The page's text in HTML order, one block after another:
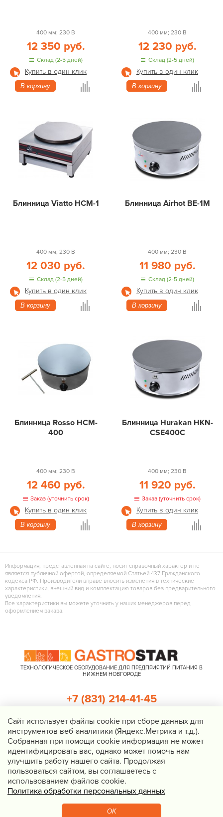
400 мм; 230 В
12 350 руб.
Склад (2-5 дней)
Купить в один клик
В корзину
400 мм; 230 В
12 230 руб.
Склад (2-5 дней)
Купить в один клик
В корзину
Блинница Viatto HCM-1
400 мм; 230 В
12 030 руб.
Склад (2-5 дней)
Купить в один клик
В корзину
Блинница Airhot BE-1M
400 мм; 230 В
11 980 руб.
Склад (2-5 дней)
Купить в один клик
В корзину
Блинница Rosso HCM-
400
400 мм; 230 В
12 460 руб.
Заказ (уточнить срок)
Купить в один клик
В корзину
Блинница Hurakan HKN-
CSE400C
400 мм; 230 В
11 920 руб.
Заказ (уточнить срок)
Купить в один клик
В корзину
Информация, представленная на сайте, носит справочный характер и не
является публичной офертой, определяемой Статьей 437 Гражданского
кодекса РФ. Производители вправе вносить изменения в технические
характеристики, внешний вид и комплектацию товаров без предварительного
уведомления.
Все характеристики вы можете уточнить у наших менеджеров перед
оформлением заказа.
ТЕХНОЛОГИЧЕСКОЕ ОБОРУДОВАНИЕ ДЛЯ ПРЕДПРИЯТИЙ ПИТАНИЯ В
НИЖНЕМ НОВГОРОДЕ
Нижний Новгород, Казанское шоссе, д. 4, корп. 3, пом. 1
info@gastrostar.ru
Политика конфиденциальности
+7 (831) 214-41-45
Перезвоните мне
оборудования для предприятий общественного питания
Cайт использует файлы cookie при сборе данных для
инструментов веб-аналитики (Яндекс.Метрика и т.д.).
Собранная при помощи cookie информация не может
идентифицировать вас, однако может помочь нам
улучшить работу нашего сайта. Продолжая
пользоваться сайтом, вы соглашаетесь с
использованием файлов cookie.
Политика обработки персональных данных
OK